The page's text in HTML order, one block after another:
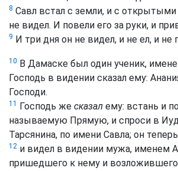
8 Савл встал с земли, и с открытыми
не видел. И повели его за руки, и
9 И три дня он не видел, и не ел, и не
10 В Дамаске был один ученик,
Господь в видении сказал ему:
Господи.
11 Господь же сказал ему: встань и
называемую Прямую, и спроси в
Тарсянина, по имени Савла; он
12 и видел в видении мужа, именем
пришедшего к нему и возложившего